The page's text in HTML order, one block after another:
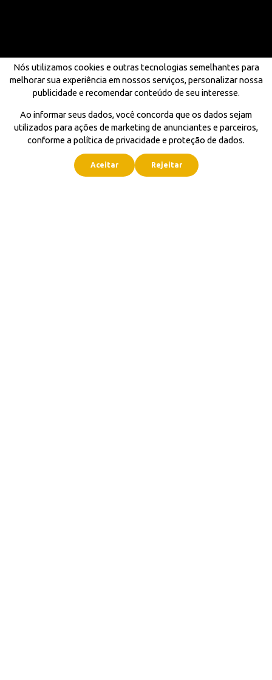
Nós utilizamos cookies e outras tecnologias semelhantes para
melhorar sua experiência em nossos serviços, personalizar nossa
publicidade e recomendar conteúdo de seu interesse.
Ao informar seus dados, você concorda que os dados sejam
utilizados para ações de marketing de anunciantes e parceiros,
conforme a política de privacidade e proteção de dados.
Aceitar Rejeitar